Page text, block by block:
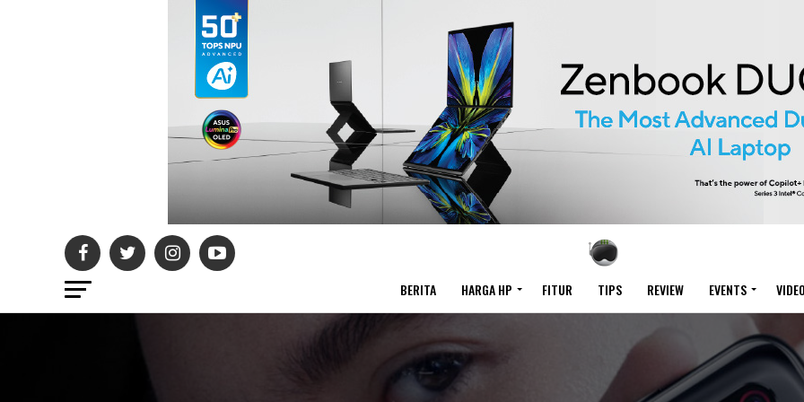
BERITA HARGA HP FITUR TIPS REVIEW EVENTS